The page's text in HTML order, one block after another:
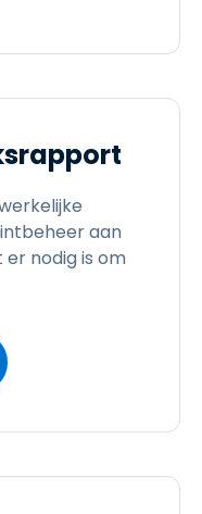
aan
nodig is om